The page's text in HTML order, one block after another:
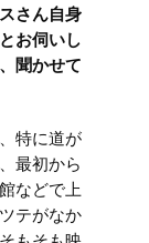
さん自身
お伺いし
聞かせて
特に道が
最初から
などで上
テがなか